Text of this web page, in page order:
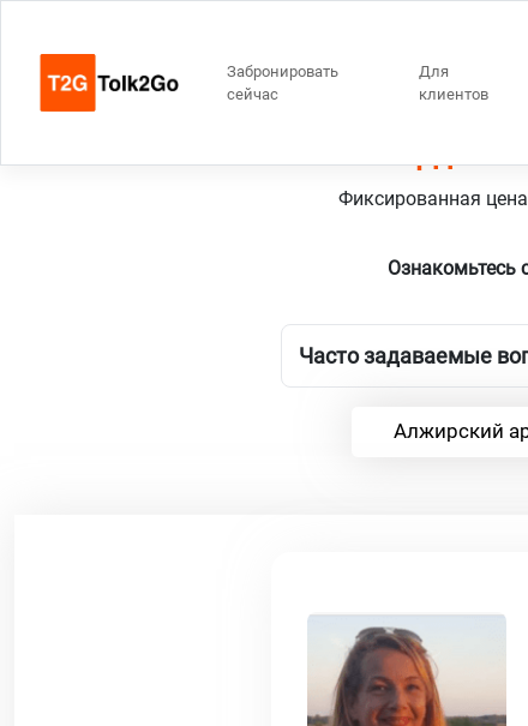
Забронировать
сейчас
Для
клиентов
Фиксированная
Ознакомьтесь
Часто задаваемые
Алжирский